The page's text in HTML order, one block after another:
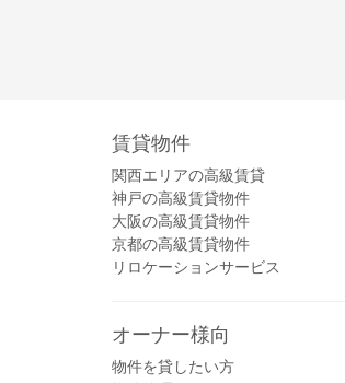
賃貸物件
関西エリアの高級賃貸
神戸の高級賃貸物件
大阪の高級賃貸物件
京都の高級賃貸物件
リロケーションサービス
オーナー様向
物件を貸したい方